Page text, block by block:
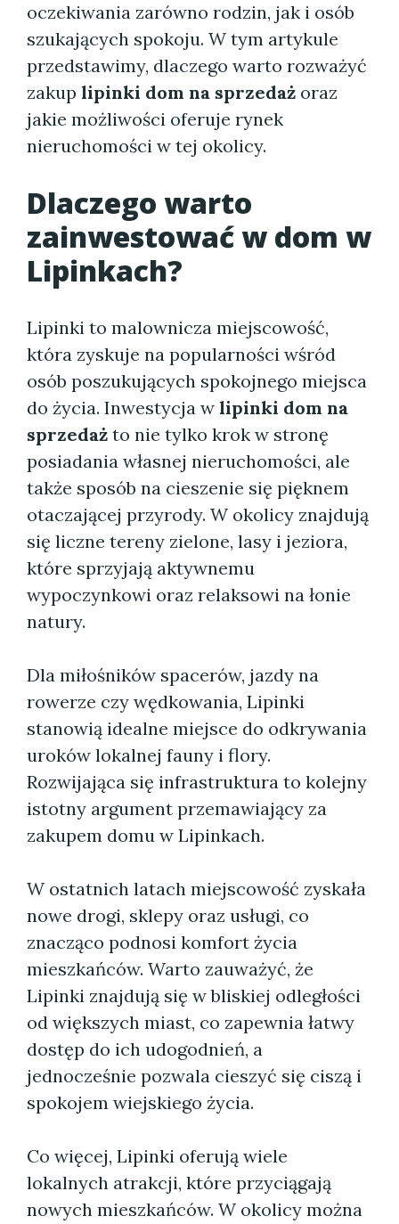
oczekiwania zarówno rodzin, jak i osób
szukających spokoju. W tym artykule
przedstawimy, dlaczego warto rozważyć
zakup lipinki dom na sprzedaż oraz
jakie możliwości oferuje rynek
nieruchomości w tej okolicy.
Dlaczego warto
zainwestować w dom w
Lipinkach?
Lipinki to malownicza miejscowość,
która zyskuje na popularności wśród
osób poszukujących spokojnego miejsca
do życia. Inwestycja w lipinki dom na
sprzedaż to nie tylko krok w stronę
posiadania własnej nieruchomości, ale
także sposób na cieszenie się pięknem
otaczającej przyrody. W okolicy znajdują
się liczne tereny zielone, lasy i jeziora,
które sprzyjają aktywnemu
wypoczynkowi oraz relaksowi na łonie
natury.
Dla miłośników spacerów, jazdy na
rowerze czy wędkowania, Lipinki
stanowią idealne miejsce do odkrywania
uroków lokalnej fauny i flory.
Rozwijająca się infrastruktura to kolejny
istotny argument przemawiający za
zakupem domu w Lipinkach.
W ostatnich latach miejscowość zyskała
nowe drogi, sklepy oraz usługi, co
znacząco podnosi komfort życia
mieszkańców. Warto zauważyć, że
Lipinki znajdują się w bliskiej odległości
od większych miast, co zapewnia łatwy
dostęp do ich udogodnień, a
jednocześnie pozwala cieszyć się ciszą i
spokojem wiejskiego życia.
Co więcej, Lipinki oferują wiele
lokalnych atrakcji, które przyciągają
nowych mieszkańców. W okolicy można